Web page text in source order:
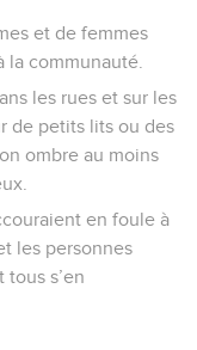
et de femmes
la communauté.
les rues et sur les
de petits lits ou des
ombre au moins
en foule à
les personnes
tous s’en